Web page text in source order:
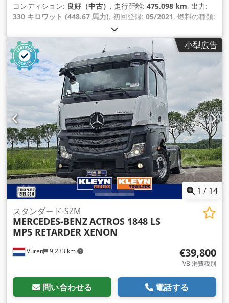
コンディション: 良好（中古） , 走行距離: 475,098 km, 出力:
330 キロワット (448.67 馬力), 初回登録: 05/2021, 燃料の種類:
385/55R22,5
ホイールベース:3,780 mm, 燃料:ディーゼル, ブレーキ:リタ
ーダ, 色: デイキャブ, 変速方式: オートマチック,
ギア数:12, 排出クラス:ユーロ6, サスペンション:
ア, 全長:6,180 mm, 全幅:2,550 mm, 全高:4,030 mm
, 製造
2021, 装備: ABS（アンチロック・ブレーキ・システム）,
エアコン, クルーズコントロール, シートヒーター, セントラル
ロック, トラクションコントロール, ナビゲーションシステム,
パーキングエアコン, パーキングヒーター, ブルートゥース, リ
ターダ, 電動ウィンドウ調節, 電動ミラー,
小型広告
1 / 14
Vuren 9,233 km
スタンダード-SZM
MERCEDES-BENZACTROS 1848 LS
MP5 RETARDER XENON
€39,800
VB 消費税別
問い合わせる 電話する